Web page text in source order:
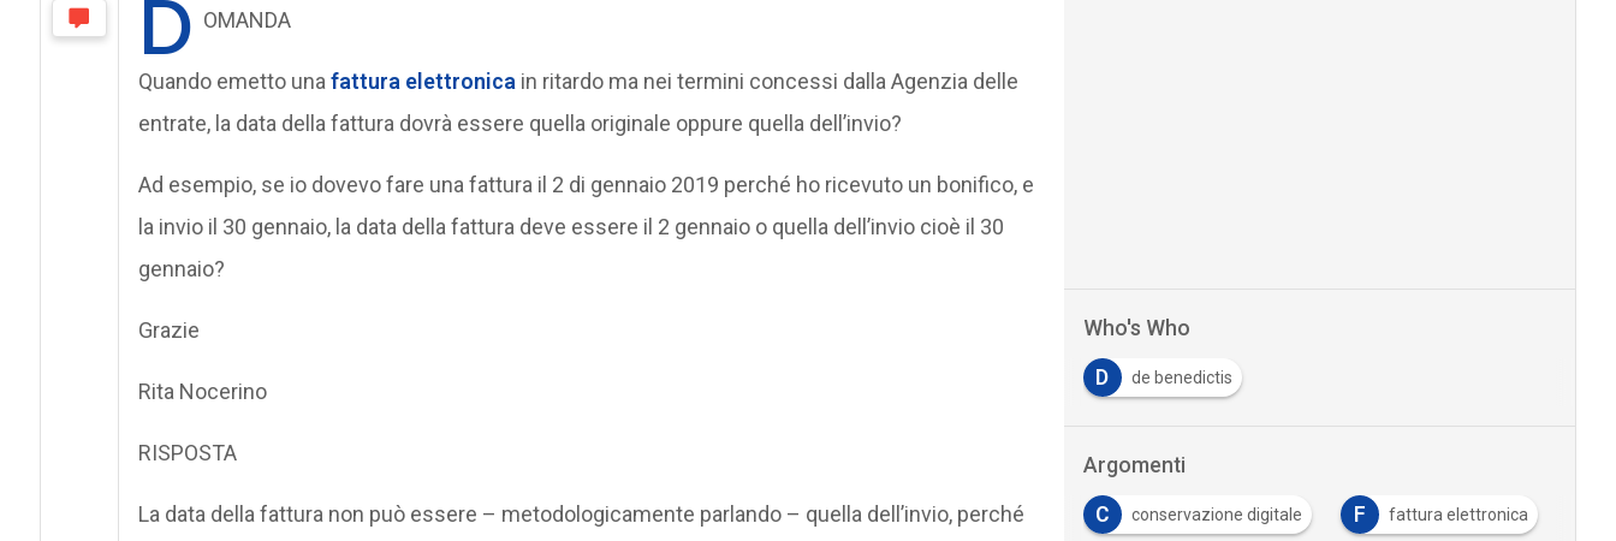
D OMANDA
Quando emetto una fattura elettronica in ritardo ma nei termini concessi dalla Agenzia delle
entrate, la data della fattura dovrà essere quella originale oppure quella dell’invio?
Ad esempio, se io dovevo fare una fattura il 2 di gennaio 2019 perché ho ricevuto un bonifico, e
la invio il 30 gennaio, la data della fattura deve essere il 2 gennaio o quella dell’invio cioè il 30
gennaio?
Grazie
Rita Nocerino
RISPOSTA
La data della fattura non può essere – metodologicamente parlando – quella dell’invio, perché
Who's Who
D de benedictis
Argomenti
C conservazione digitale F fattura elettronica